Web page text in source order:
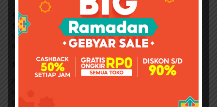
Permintaan akan riasan tahan air sangat tinggi dalam beberapa
tahun terakhir Begitu juga dengan maskara waterproof Produk
kecantikan waterproof populer karena ketahanannya yang baik
meski terkena air dan keringat
Maybelline Superstay Foundation
Bagi Anda yang banyak berkeringat atau sering beraktivitas di
luar ruangan, sebaiknya pilih masker yang tahan air. Salah satu
maskara waterproof yang bisa Anda coba adalah Maybelline